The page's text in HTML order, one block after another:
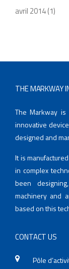
avril 2014(1)
THE MARKWAY
The Markway
innovative
designed and
It is
in complex
been
machinery and
based on this
CONTACT US
Pôle